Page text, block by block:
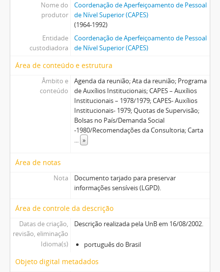
Nome do
produtor
Coordenação de Aperfeiçoamento de Pessoal
de Nível Superior (CAPES)
(1964-1992)
Entidade
custodiadora
Coordenação de Aperfeiçoamento de Pessoal
de Nível Superior (CAPES)
Área de conteúdo e estrutura
Âmbito e
conteúdo
Agenda da reunião; Ata da reunião; Programa
de Auxílios Institucionais; CAPES – Auxílios
Institucionais – 1978/1979; CAPES- Auxílios
Institucionais- 1979; Quotas de Supervisão;
Bolsas no País/Demanda Social
-1980/Recomendações da Consultoria; Carta
... »
Área de notas
Nota
Documento tarjado para preservar
informações sensíveis (LGPD).
Área de controle da descrição
Datas de criação,
revisão, eliminação
Descrição realizada pela UnB em 16/08/2002.
Idioma(s) português do Brasil
Objeto digital metadados